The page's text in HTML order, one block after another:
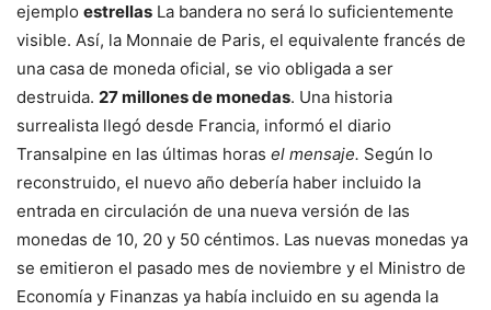
ejemplo estrellas La bandera no será lo suficientemente
visible. Así, la Monnaie de Paris, el equivalente francés de
una casa de moneda oficial, se vio obligada a ser
destruida. 27 millones de monedas. Una historia
surrealista llegó desde Francia, informó el diario
Transalpine en las últimas horas el mensaje. Según lo
reconstruido, el nuevo año debería haber incluido la
entrada en circulación de una nueva versión de las
monedas de 10, 20 y 50 céntimos. Las nuevas monedas ya
se emitieron el pasado mes de noviembre y el Ministro de
Economía y Finanzas ya había incluido en su agenda la